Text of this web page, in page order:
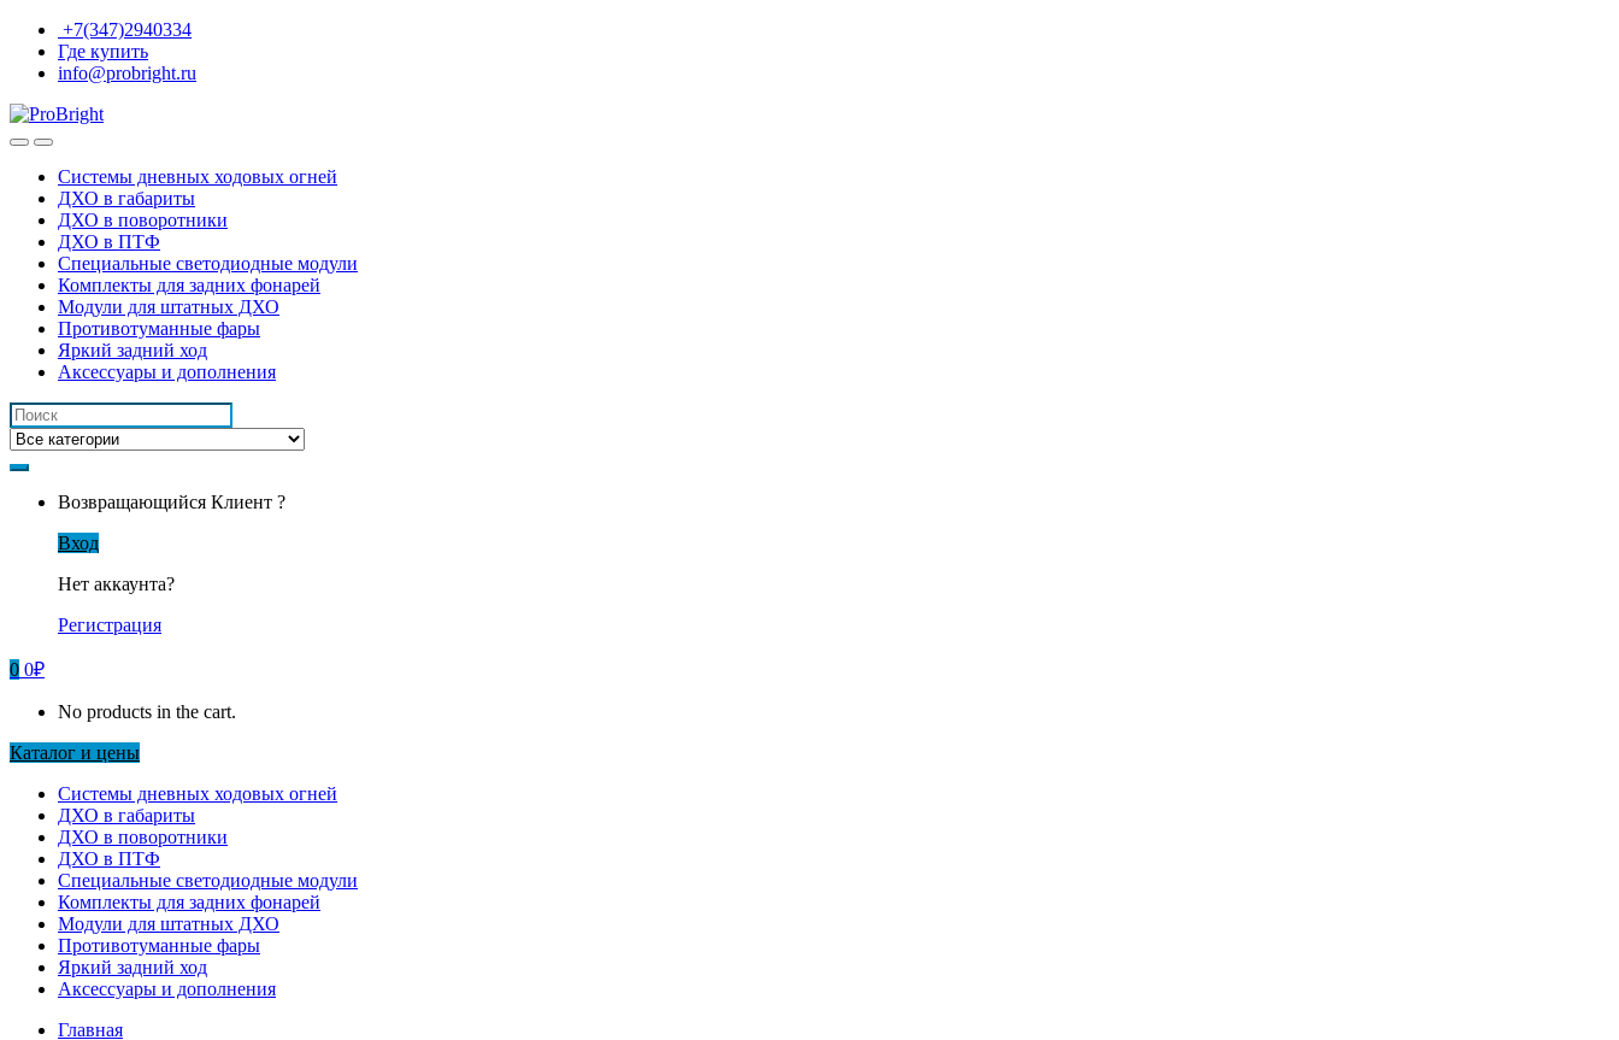
Перейти
навигации
Перейти
контенту
+7(347)2940334
Где купить
info@probright.ru
Системы дневных ходовых огней
ДХО в габариты
ДХО в поворотники
ДХО в ПТФ
Специальные светодиодные модули
Комплекты для задних фонарей
Модули для штатных ДХО
Противотуманные фары
Яркий задний ход
Аксессуары и дополнения
Искать:
Возвращающийся Клиент ?
Вход
Нет аккаунта?
Регистрация
0 0₽
No products in the cart.
Каталог и цены
Системы дневных ходовых огней
ДХО в габариты
ДХО в поворотники
ДХО в ПТФ
Специальные светодиодные модули
Комплекты для задних фонарей
Модули для штатных ДХО
Противотуманные фары
Яркий задний ход
Аксессуары и дополнения
Главная